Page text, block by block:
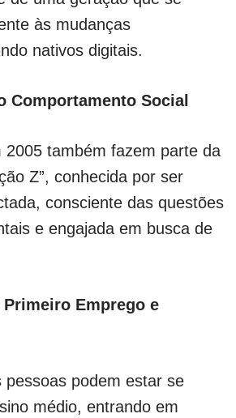
às mudanças
nativos digitais.
Comportamento Social
2005 também fazem parte da
Z”, conhecida por ser
consciente das questões
e engajada em busca de
Primeiro Emprego e
pessoas podem estar se
médio, entrando em